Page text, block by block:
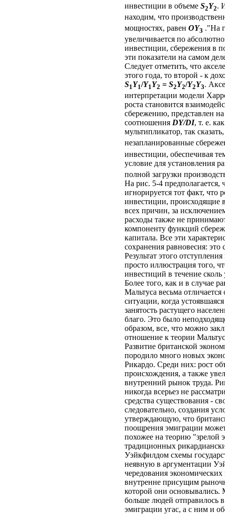
инвестиции в объеме S2Y2.
находим, что
мощностях, равен OY3 ."На
увеличивается по
инвестиции, сбережения в
эти показатели на самом
Следует отметить, что
этого года, то второй - к
S1Y1/Y1Y2 = S2Y2/Y2Y3.
интерпретации модели
роста становится
сбережению, представлен
соотношения DY/DI, т. е.
мультипликатор, так
незапланированные
инвестиции, обеспечивая
условие для установления
полной загрузки
На рис. 5-4 предполагается,
игнорируется тот факт,
инвестиции, происходящие
всех причин, за
расходы также не
компоненту функций
капитала. Все эти
сохранения равновесия:
Результат этого
просто иллюстрация того,
инвестиций в течение
Более того, как и в случае
Мальтуса весьма
ситуации, когда
занятость растущего
благо. Это было
образом, все, что можно
отношение к теории
Развитие британской
породило много новых
Рикардо. Среди них: рост
происхождения, а также
внутренний рынок труда.
никогда всерьез не
средства существования -
следовательно, создания
утверждающую, что
поощрения эмиграции
похожее на теорию "зрелой
традиционных
Уэйкфилдом схемы
неявную в аргументации
чередования
внутренне присущим
которой они основывались.
больше людей отправилось
эмиграции угас, а с ним и